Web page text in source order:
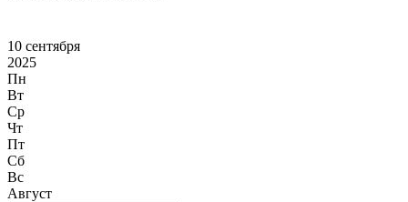
10 сентября
2025
Пн
Вт
Ср
Чт
Пт
Сб
Вс
Август